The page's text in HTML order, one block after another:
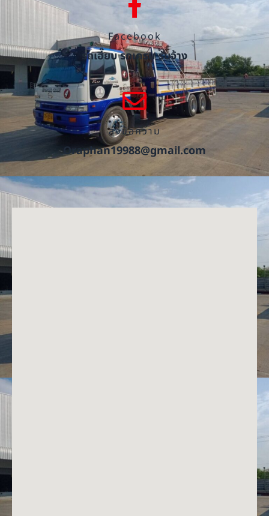
Facebook
รถเฮี๊ยบ รถเครน รับจ้าง
ส่งข้อความ
Oraphan19988@gmail.com